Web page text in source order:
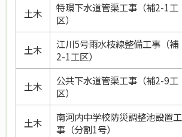
土木
特環下水道管渠工事（補2-1工
区）
土木
江川5号雨水枝線整備工事（補
2-1工区）
土木
公共下水道管渠工事（補2-9工
区）
土木
南河内中学校防災調整池設置工
事（分割1号）